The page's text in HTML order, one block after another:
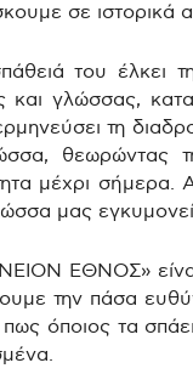
σε ιστορικά
του έλκει
και γλώσσας,
τη
θεωρώντας
μέχρι σήμερα.
μας
ΕΘΝΟΣ»
την πάσα
όποιος τα